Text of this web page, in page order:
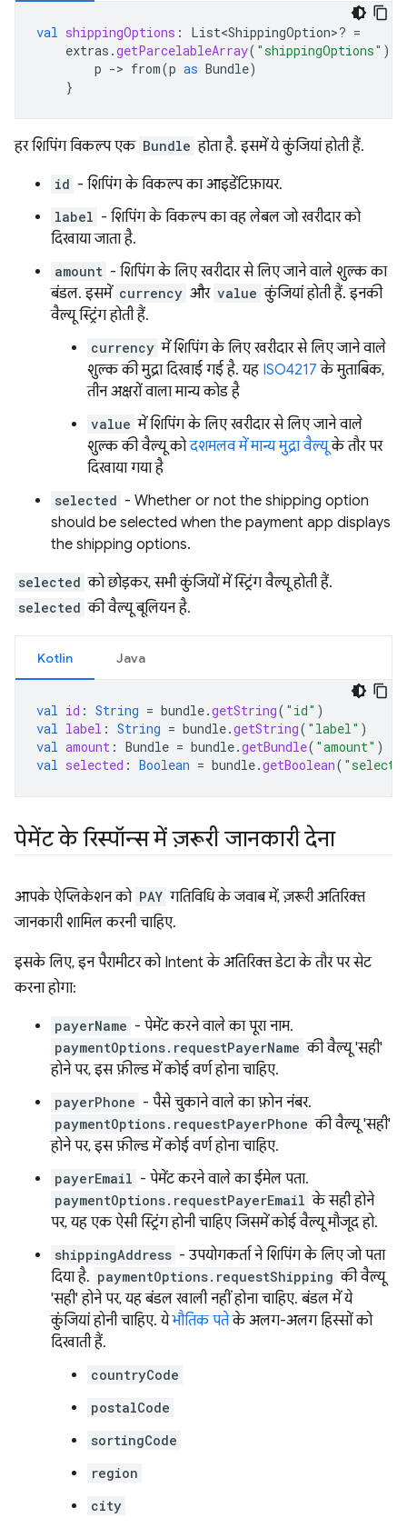
val shippingOptions : List<ShippingOption>? =
extras .getParcelableArray( "shippingOptions" )
p -> from(p as Bundle)
}
हर शिपिंग विकल्प एक Bundle होता है. इसमें ये कुंजियां होती हैं.
id - शिपिंग के विकल्प का आइडेंटिफ़ायर.
label - शिपिंग के विकल्प का वह लेबल जो खरीदार को
दिखाया जाता है.
amount - शिपिंग के लिए खरीदार से लिए जाने वाले शुल्क का
बंडल. इसमें currency और value कुंजियां होती हैं. इनकी
वैल्यू स्ट्रिंग होती हैं.
currency में शिपिंग के लिए खरीदार से लिए जाने वाले
शुल्क की मुद्रा दिखाई गई है. यह ISO4217 के मुताबिक,
तीन अक्षरों वाला मान्य कोड है
value में शिपिंग के लिए खरीदार से लिए जाने वाले
शुल्क की वैल्यू कोदशमलव में मान्य मुद्रा वैल्यूके तौर पर
दिखाया गया है
selected - Whether or not the shipping option
should be selected when the payment app displays
the shipping options.
selected को छोड़कर, सभी कुंजियों में स्ट्रिंग वैल्यू होती हैं.
selected की वैल्यू बूलियन है.
Kotlin Java
val id : String = bundle.getString( "id" )
val label : String = bundle.getString( "label" )
val amount : Bundle = bundle.getBundle( "amount" )
val selected : Boolean = bundle.getBoolean(
पेमेंट के रिस्पॉन्स में ज़रूरी जानकारी देना
आपके ऐप्लिकेशन को PAY गतिविधि के जवाब में, ज़रूरी अतिरिक्त
जानकारी शामिल करनी चाहिए.
इसके लिए, इन पैरामीटर को Intent के अतिरिक्त डेटा के तौर पर सेट
करना होगा:
payerName - पेमेंट करने वाले का पूरा नाम.
paymentOptions.requestPayerName की वैल्यू 'सही'
होने पर, इस फ़ील्ड में कोई वर्ण होना चाहिए.
payerPhone - पैसे चुकाने वाले का फ़ोन नंबर.
paymentOptions.requestPayerPhone की वैल्यू 'सही'
होने पर, इस फ़ील्ड में कोई वर्ण होना चाहिए.
payerEmail - पेमेंट करने वाले का ईमेल पता.
paymentOptions.requestPayerEmail के सही होने
पर, यह एक ऐसी स्ट्रिंग होनी चाहिए जिसमें कोई वैल्यू मौजूद हो.
shippingAddress - उपयोगकर्ता ने शिपिंग के लिए जो पता
दिया है. paymentOptions.requestShipping की वैल्यू
'सही' होने पर, यह बंडल खाली नहीं होना चाहिए. बंडल में ये
कुंजियां होनी चाहिए. येभौतिक पतेके अलग-अलग हिस्सों को
दिखाती हैं.
countryCode
postalCode
sortingCode
region
city